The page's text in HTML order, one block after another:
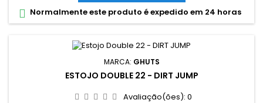
 Normalmente este produto é expedido em 24 horas
MARCA: GHUTS
ESTOJO DOUBLE 22 - DIRT JUMP
Avaliação(ões): 0